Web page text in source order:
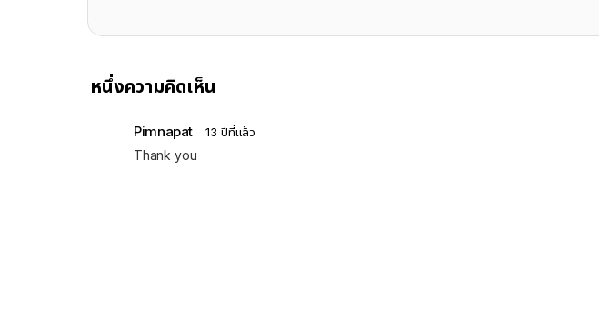
หนึ่งความคิดเห็น
Pimnapat 13 ปีที่แล้ว
Thank you